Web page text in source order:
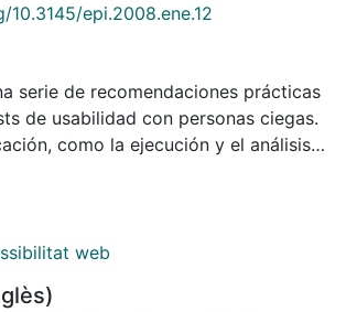
epi.2008.ene.12
serie de recomendaciones prácticas
de usabilidad con personas ciegas.
como la ejecución y el análisis
en detalle para aconsejar
críticas sobre la pretendida
usuarios ciegos.
web